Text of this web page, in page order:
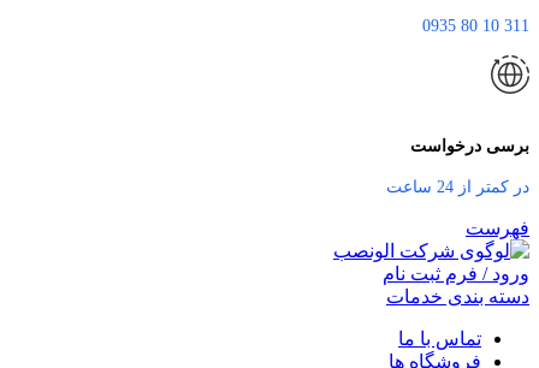
311 10 80 0935
برسی درخواست
در کمتر از 24 ساعت
فهرست
ورود / فرم ثبت نام
دسته بندی خدمات
تماس با ما
فروشگاه ها